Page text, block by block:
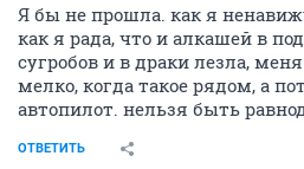
Я бы не прошла. как я
как я рада, что и алкашей в
сугробов и в драки лезла,
мелко, когда такое рядом, а
автопилот. нельзя быть
ОТВЕТИТЬ